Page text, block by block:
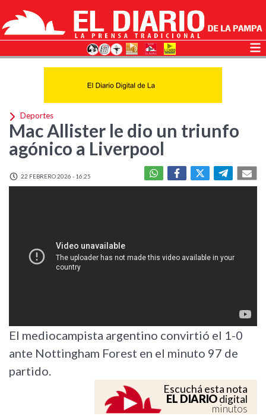
Deportes
Mac Allister le dio un triunfo
agónico a Liverpool
22 FEBRERO 2026 - 16:25
El mediocampista argentino convirtió el 1-0
ante Nottingham Forest en el minuto 97 de
partido.
Escuchá esta nota
EL DIARIOdigital
minutos